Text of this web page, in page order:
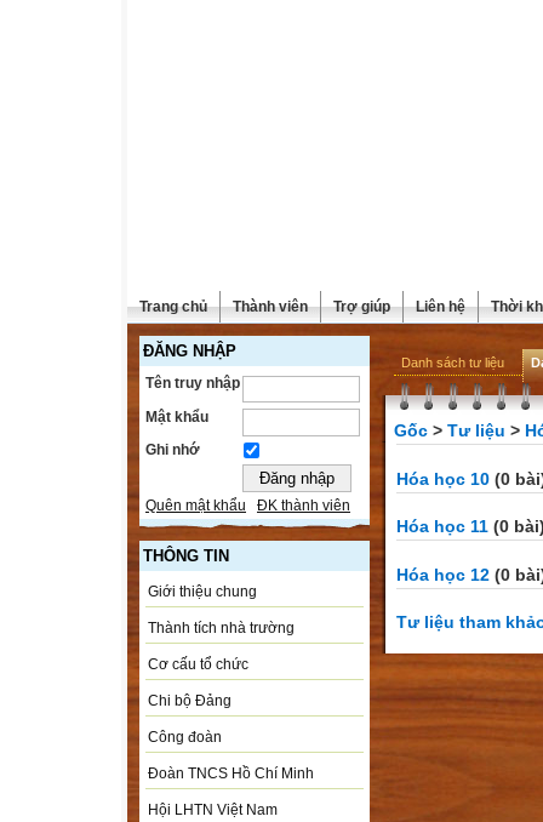
Trang chủ Thành viên Trợ giúp Liên hệ Thời
ĐĂNG NHẬP
Tên truy nhập
Mật khẩu
Ghi nhớ
Quên mật khẩu ĐK thành viên
THÔNG TIN
Giới thiệu chung
Thành tích nhà trường
Cơ cấu tổ chức
Chi bộ Đảng
Công đoàn
Đoàn TNCS Hồ Chí Minh
Hội LHTN Việt Nam
Danh sách tư liệu
Gốc > Tư liệu >
Hóa học 10 (0
Hóa học 11 (0
Hóa học 12 (0
Tư liệu tham